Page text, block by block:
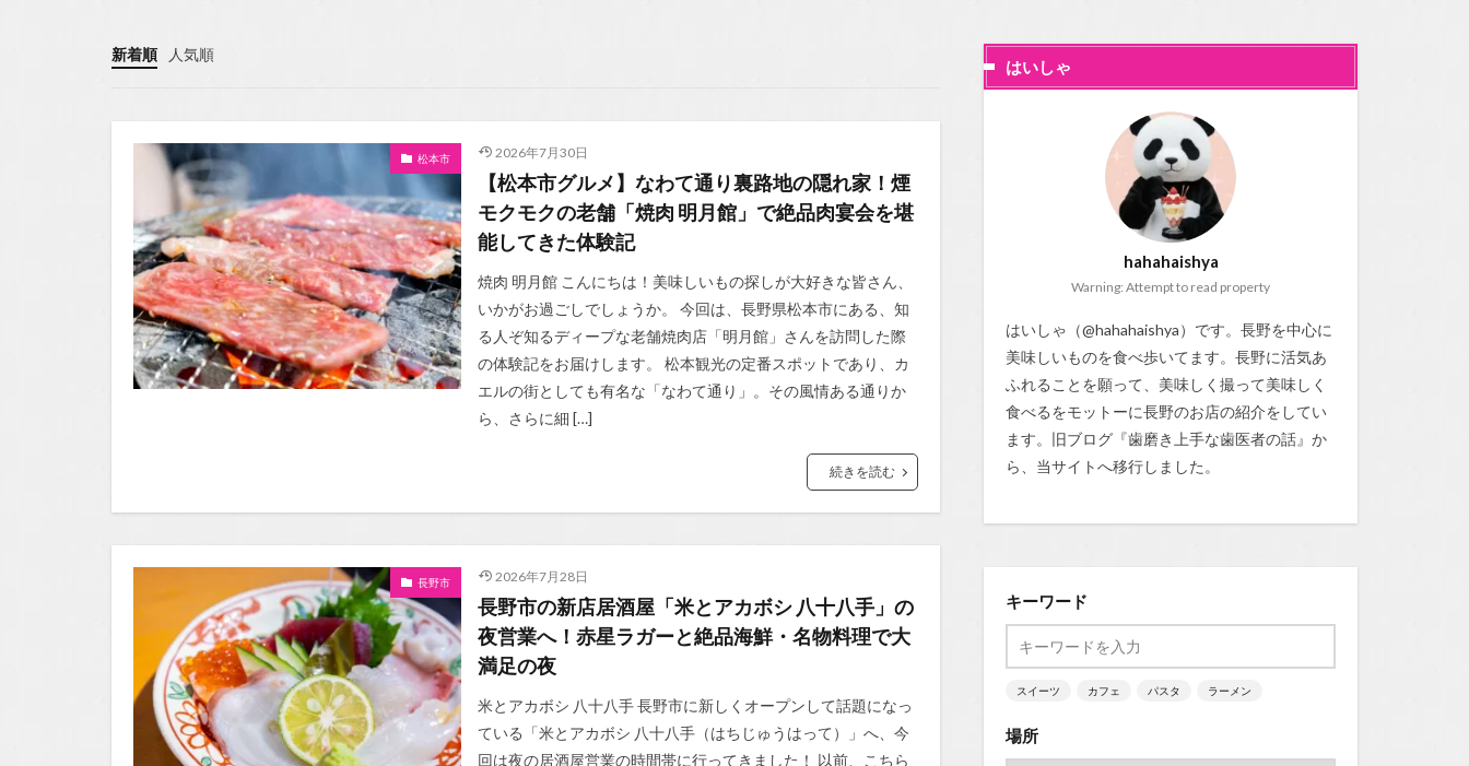
新着順 人気順
松本市 2026年7月30日
【松本市グルメ】なわて通り裏路地の隠れ家！煙
モクモクの老舗「焼肉 明月館」で絶品肉宴会を堪
能してきた体験記
焼肉 明月館 こんにちは！美味しいもの探しが大好きな皆さん、
いかがお過ごしでしょうか。 今回は、長野県松本市にある、知
る人ぞ知るディープな老舗焼肉店「明月館」さんを訪問した際
の体験記をお届けします。 松本観光の定番スポットであり、カ
エルの街としても有名な「なわて通り」。その風情ある通りか
ら、さらに細 […]
続きを読む
長野市 2026年7月28日
長野市の新店居酒屋「米とアカボシ 八十八手」の
夜営業へ！赤星ラガーと絶品海鮮・名物料理で大
満足の夜
米とアカボシ 八十八手 長野市に新しくオープンして話題になっ
ている「米とアカボシ 八十八手（はちじゅうはって）」へ、今
回は夜の居酒屋営業の時間帯に行ってきました！ 以前、こちら
はいしゃ
hahahaishya
Warning: Attempt to read property
はいしゃ（@hahahaishya）です。長野を中心に
美味しいものを食べ歩いてます。長野に活気あ
ふれることを願って、美味しく撮って美味しく
食べるをモットーに長野のお店の紹介をしてい
ます。旧ブログ『歯磨き上手な歯医者の話』か
ら、当サイトへ移行しました。
キーワード
スイーツ カフェ パスタ ラーメン
場所